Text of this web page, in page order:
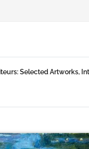
Selected Artworks,